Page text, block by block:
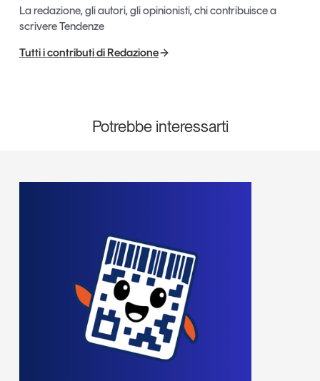
Tendenze2026
Tendenze è il magazine di GS1 Italy che racconta in
GS1 Italy GS1 Italy
La redazione, gli autori, gli opinionisti, chi contribuisce a
scrivere Tendenze
Tutti i contributi di Redazione
Potrebbe interessarti